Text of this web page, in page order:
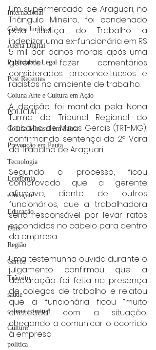
Internacional
Coluna Jurídica
Alerta Digital
Publicidade Legal
Post Recentes
Coluna Arte e Cultura em Ação
POLICIAL
Coluna Minasul em Pauta
Prevenção em Pauta
Tecnologia
Economia
educaçao
Educação
Unis
Região
Carros
Trânsito
saúde
coluna criminal
Cultura
politica
Um supermercado de Araguari, no
Triângulo Mineiro, foi condenado
pela Justiça do Trabalho a
indenizar uma ex-funcionária em R$
5 mil por danos morais após uma
gerente fazer comentários
considerados preconceituosos e
racistas no ambiente de trabalho.
A decisão foi mantida pela Nona
Turma do Tribunal Regional do
Trabalho de Minas Gerais (TRT-MG),
confirmando sentença da 2ª Vara
do Trabalho de Araguari.
Segundo o processo, ficou
comprovado que a gerente
afirmava, diante de outros
funcionários, que a trabalhadora
seria responsável por levar ratos
escondidos no cabelo para dentro
da empresa.
Uma testemunha ouvida durante o
julgamento confirmou que a
declaração foi feita na presença
de colegas de trabalho e relatou
que a funcionária ficou “muito
chateada” com a situação,
chegando a comunicar o ocorrido
à empresa.